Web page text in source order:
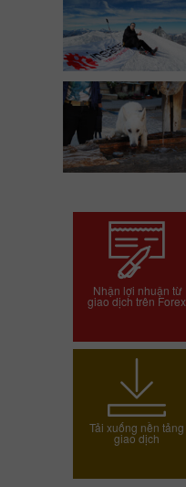
Nhận lợi nhuận từ
giao dịch trên Forex
Tải xuống nền tảng
giao dịch